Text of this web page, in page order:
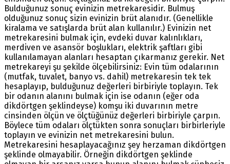
Bulduğunuz sonuç evinizin metrekaresidir. Bulmuş
olduğunuz sonuç sizin evinizin brüt alanıdır. (Genellikle
kiralama ve satışlarda brüt alan kullanılır.) Evinizin net
metrekaresini bulmak için, evdeki duvar kalınlıkları,
merdiven ve asansör boşlukları, elektrik şaftları gibi
kullanılamayan alanları hesaptan çıkarmanız gerekir. Net
metrekareyi şu şekilde ölçebilirsiniz: Evin tüm odalarının
(mutfak, tuvalet, banyo vs. dahil) metrekaresin tek tek
hesaplayıp, bulduğunuz değerleri birbiriyle toplayın. Tek
bir odanın alanını bulmak için ise odanın (eğer oda
dikdörtgen şeklindeyse) komşu iki duvarının metre
cinsinden ölçün ve ölçtüğünüz değerleri birbiriyle çarpın.
Böylece tüm odaları ölçtükten sonra sonuçları birbirleriyle
toplayın ve evinizin net metrekaresini bulun.
Metrekaresini hesaplayacağınız şey herzaman dikdörtgen
şeklinde olmayabilir. Örneğin dikdörtgen şeklinde